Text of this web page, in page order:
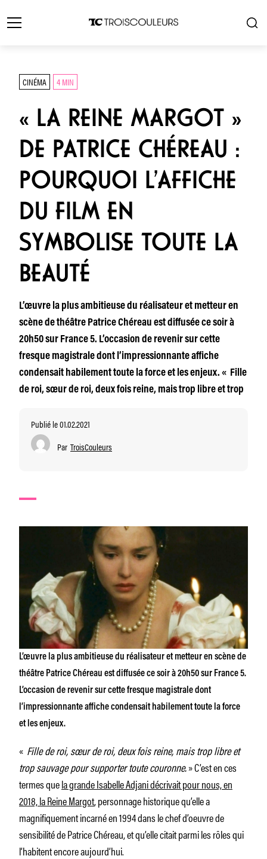
CINÉMA 4 MIN
« LA REINE MARGOT »
DE PATRICE CHÉREAU :
POURQUOI L’AFFICHE
DU FILM EN
SYMBOLISE TOUTE LA
BEAUTÉ
L’œuvre la plus ambitieuse du réalisateur et metteur en
scène de théâtre Patrice Chéreau est diffusée ce soir à
20h50 sur France 5. L’occasion de revenir sur cette
fresque magistrale dont l’impressionnante affiche
condensait habilement toute la force et les enjeux. « Fille
de roi, sœur de roi, deux fois reine, mais trop libre et trop
Publié le 01.02.2021
Par TroisCouleurs
L’œuvre la plus ambitieuse du réalisateur et metteur en scène de
théâtre Patrice Chéreau est diffusée ce soir à 20h50 sur France 5.
L’occasion de revenir sur cette fresque magistrale dont
l’impressionnante affiche condensait habilement toute la force
et les enjeux.
« Fille de roi, sœur de roi, deux fois reine, mais trop libre et
trop sauvage pour supporter toute couronne.» C’est en ces
termes quela grande Isabelle Adjani décrivait pour nous, en
2018, la Reine Margot, personnage historique qu’elle a
magnifiquement incarné en 1994 dans le chef d’oeuvre de
sensibilité de Patrice Chéreau, et qu’elle citait parmi les rôles qui
l’habitent encore aujourd’hui.